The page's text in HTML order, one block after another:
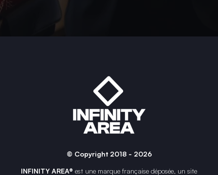
© Copyright 2018 - 2026
INFINITY AREA® est une marque française déposée, un site